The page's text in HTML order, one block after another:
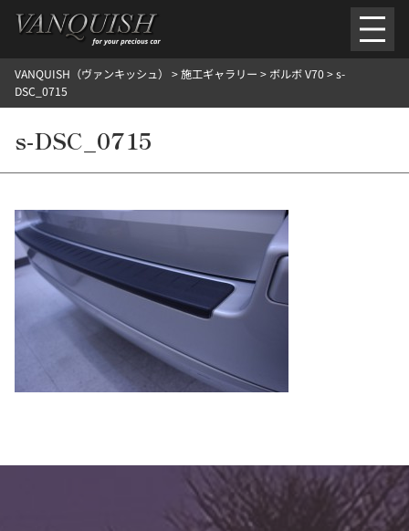
を
ごあいさつ 会社案内施工環境紹介所在地
ご提供メニュー
外装のガラスコーティング施工料金
ヘッドライトクリーニング施工料金
樹脂・メッシュパーツコーティング施工料金
施工ギャラリー
PICKUPNOSTALGIC
お客さまの声お問い合わせ施工のご予約
VANQUISH（ヴァンキッシュ） >施工ギャラリー > ボルボ V70>s-
DSC_0715
s-DSC_0715